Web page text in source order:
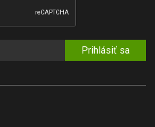
Prihlásiť sa